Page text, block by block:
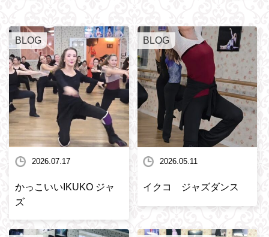
BLOG
2026.07.17
かっこいいIKUKO ジャ
ズ
BLOG
2026.05.11
イクコ ジャズダンス